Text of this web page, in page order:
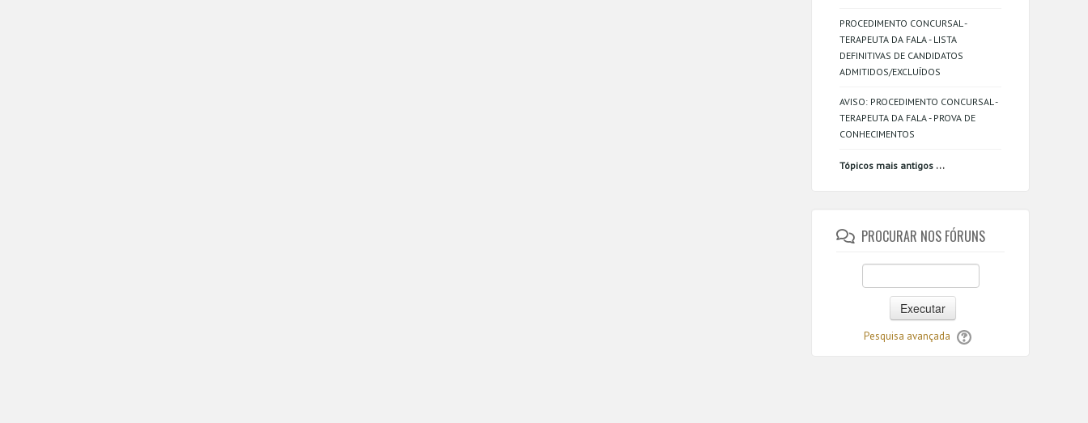
PROCEDIMENTO CONCURSAL -
TERAPEUTA DA FALA - LISTA
DEFINITIVAS DE CANDIDATOS
ADMITIDOS/EXCLUÍDOS
AVISO: PROCEDIMENTO CONCURSAL -
TERAPEUTA DA FALA - PROVA DE
CONHECIMENTOS
Tópicos mais antigos ...
PROCURAR NOS FÓRUNS
Executar
Pesquisa avançada